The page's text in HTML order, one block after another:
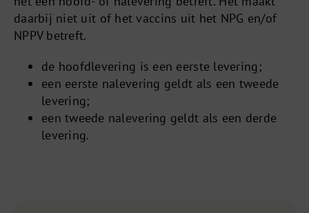
daarbij niet uit of het vaccins uit het NPG en/of
NPPV betreft.
de hoofdlevering is een eerste levering;
een eerste nalevering geldt als een tweede
levering;
een tweede nalevering geldt als een derde
levering.